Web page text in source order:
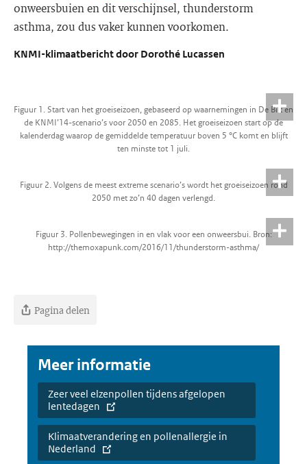
onweersbuien en dit verschijnsel, thunderstorm
asthma, zou dus vaker kunnen voorkomen.
KNMI-klimaatbericht door Dorothé Lucassen
Figuur 1. Start van het groeiseizoen, gebaseerd op waarnemingen in De Bilt en
de KNMI’14-scenario’s voor 2050 en 2085. Het groeiseizoen start op de
kalenderdag waarop de gemiddelde temperatuur boven 5 °C komt en blijft
ten minste tot 1 juli.
Figuur 2. Volgens de meest extreme scenario’s wordt het groeiseizoen rond
2050 met zo’n 40 dagen verlengd.
Figuur 3. Pollenbewegingen in en vlak voor een onweersbui. Bron:
http://themoxapunk.com/2016/11/thunderstorm-asthma/
Pagina delen
Meer informatie
Zeer veel elzenpollen tijdens afgelopen
lentedagen
Klimaatverandering en pollenallergie in
Nederland